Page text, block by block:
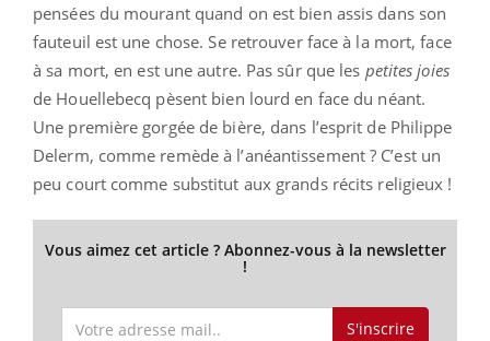
pensées du mourant quand on est bien assis dans son
fauteuil est une chose. Se retrouver face à la mort, face
à sa mort, en est une autre. Pas sûr que les petites joies
de Houellebecq pèsent bien lourd en face du néant.
Une première gorgée de bière, dans l’esprit de Philippe
Delerm, comme remède à l’anéantissement ? C’est un
peu court comme substitut aux grands récits religieux !
Vous aimez cet article ? Abonnez-vous à la newsletter
!
S'inscrire